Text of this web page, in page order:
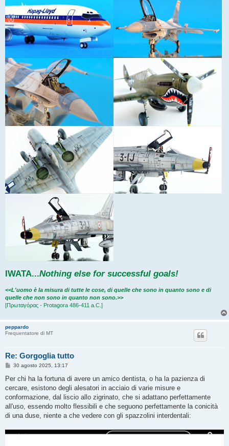
IWATA...Nothing else for successful goals!
<<L'uomo è la misura di tutte le cose, di quelle che sono in quanto sono e di
quelle che non sono in quanto non sono.>>
[Πρωταγόρας - Protagora 486-411 a.C.]
peppardo
Frequentatore di MT
Re: Gorgoglia tutto
M
s
a
g
i
o
30 agosto 2025, 13:17
Per chi ha la fortuna di avere un amico dentista, o ha la pazienza di
cercare, esistono degli alesatori in acciaio di varie misure e
conformazione, dal liscio allo zigrinato, che si adattano perfettamente
all'uso, essendo molto flessibili e che seguono perfettamente la conicità
di una duse, niente a che vedere con gli spazzolini interdentali: